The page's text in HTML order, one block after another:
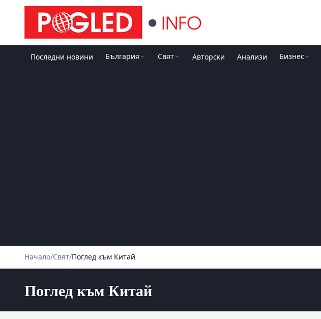
Последни новини България Свят Авторски Анализи Бизнес
Начало/Свят/Поглед към Китай
Поглед към Китай